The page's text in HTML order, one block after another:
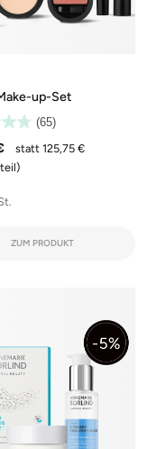
up-Set
(65)
statt 125,75 €
ZUM PRODUKT